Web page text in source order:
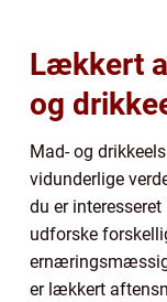
Lækkert
og
Mad- og
vidunderlige
du er
udforske
er lækkert